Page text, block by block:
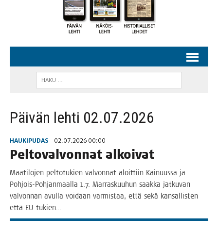
Päivän lehti 02.07.2026
HAUKIPUDAS 02.07.2026 00:00
Pel­to­val­von­nat alkoivat
Maa­ti­lo­jen pel­to­tu­kien val­von­nat aloit­tiin Kai­nuus­sa ja
Poh­­jois-Poh­­jan­­maal­­la 1.7. Mar­ras­kuu­hun saak­ka jat­ku­van
val­von­nan avul­la voi­daan var­mis­taa, että sekä kan­sal­lis­ten
että EU-tukien…